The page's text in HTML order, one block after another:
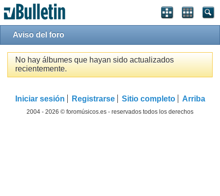
Aviso del foro
No hay álbumes que hayan sido actualizados
recientemente.
Iniciar sesión Registrarse Sitio completo Arriba
2004 - 2026 © foromúsicos.es - reservados todos los derechos